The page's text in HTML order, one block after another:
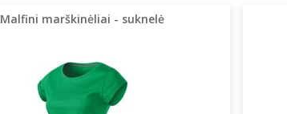
Malfini marškinėliai - suknelė